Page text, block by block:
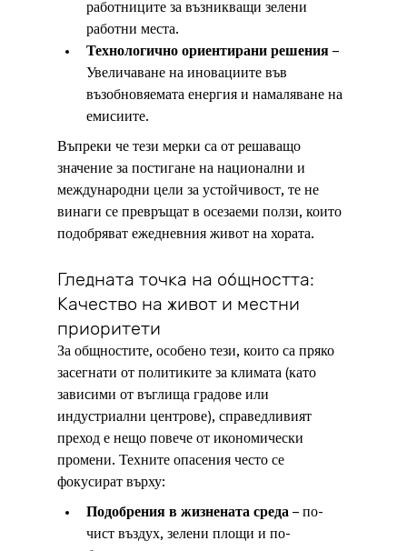
работниците за възникващи зелени
работни места.
Технологично ориентирани решения –
Увеличаване на иновациите във
възобновяемата енергия и намаляване на
емисиите.
Въпреки че тези мерки са от решаващо
значение за постигане на национални и
международни цели за устойчивост, те не
винаги се превръщат в осезаеми ползи, които
подобряват ежедневния живот на хората.
Гледната точка на общността:
Качество на живот и местни
приоритети
За общностите, особено тези, които са пряко
засегнати от политиките за климата (като
зависими от въглища градове или
индустриални центрове), справедливият
преход е нещо повече от икономически
промени. Техните опасения често се
фокусират върху:
Подобрения в жизнената среда – по-
чист въздух, зелени площи и по-